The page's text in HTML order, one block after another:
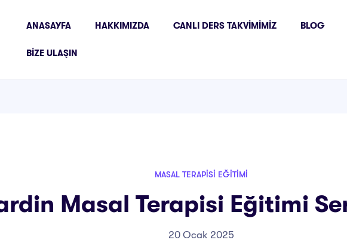
ANASAYFA HAKKIMIZDA CANLI DERS TAKVIMIMIZ BLOG
BIZE ULAŞIN
MASAL TERAPISI EĞITIMI
Masal Terapisi Eğitimi
20 Ocak 2025